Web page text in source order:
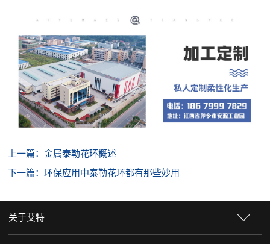
上一篇：金属泰勒花环概述
下一篇：环保应用中泰勒花环都有那些妙用
关于艾特